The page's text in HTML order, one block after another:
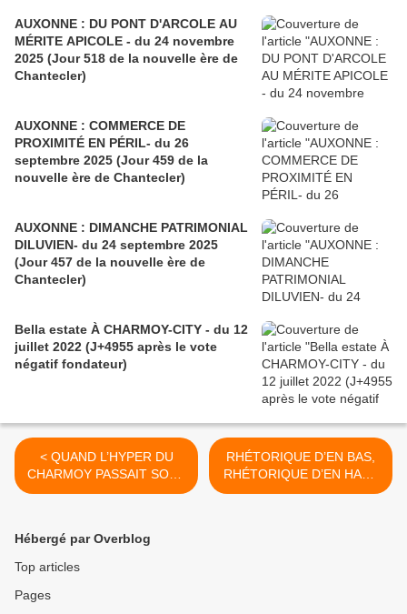
AUXONNE : DU PONT D'ARCOLE AU
MÉRITE APICOLE - du 24 novembre
2025 (Jour 518 de la nouvelle ère de
Chantecler)
AUXONNE : COMMERCE DE
PROXIMITÉ EN PÉRIL- du 26
septembre 2025 (Jour 459 de la
nouvelle ère de Chantecler)
AUXONNE : DIMANCHE PATRIMONIAL
DILUVIEN- du 24 septembre 2025
(Jour 457 de la nouvelle ère de
Chantecler)
Bella estate À CHARMOY-CITY - du 12
juillet 2022 (J+4955 après le vote
négatif fondateur)
< QUAND L’HYPER DU
CHARMOY PASSAIT SOUS
LA TABLE DU CONSEIL -
fondateur)
RHÉTORIQUE D’EN BAS,
RHÉTORIQUE D’EN HAUT
(1) - du 08 février 2017
Hébergé par Overblog
Top articles
Pages